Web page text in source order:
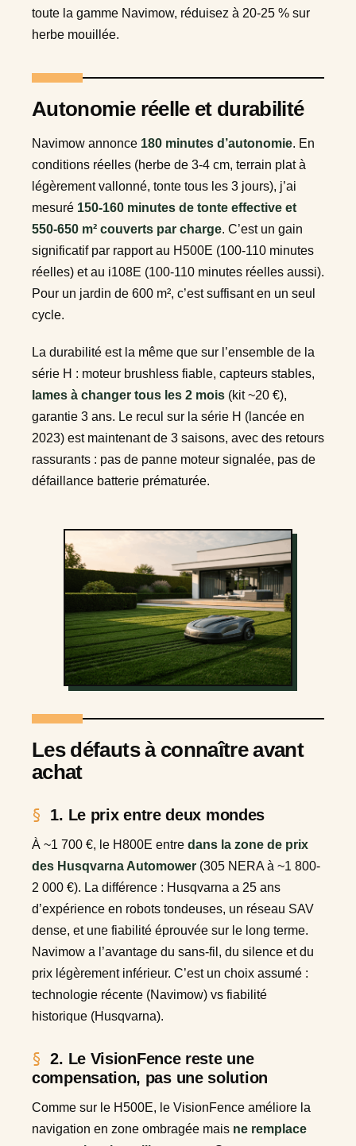
toute la gamme Navimow, réduisez à 20-25 % sur
herbe mouillée.
Autonomie réelle et durabilité
Navimow annonce 180 minutes d’autonomie. En
conditions réelles (herbe de 3-4 cm, terrain plat à
légèrement vallonné, tonte tous les 3 jours), j’ai
mesuré 150-160 minutes de tonte effective et
550-650 m² couverts par charge. C’est un gain
significatif par rapport au H500E (100-110 minutes
réelles) et au i108E (100-110 minutes réelles aussi).
Pour un jardin de 600 m², c’est suffisant en un seul
cycle.
La durabilité est la même que sur l’ensemble de la
série H : moteur brushless fiable, capteurs stables,
lames à changer tous les 2 mois (kit ~20 €),
garantie 3 ans. Le recul sur la série H (lancée en
2023) est maintenant de 3 saisons, avec des retours
rassurants : pas de panne moteur signalée, pas de
défaillance batterie prématurée.
Les défauts à connaître avant
achat
1. Le prix entre deux mondes
À ~1 700 €, le H800E entre dans la zone de prix
des Husqvarna Automower (305 NERA à ~1 800-
2 000 €). La différence : Husqvarna a 25 ans
d’expérience en robots tondeuses, un réseau SAV
dense, et une fiabilité éprouvée sur le long terme.
Navimow a l’avantage du sans-fil, du silence et du
prix légèrement inférieur. C’est un choix assumé :
technologie récente (Navimow) vs fiabilité
historique (Husqvarna).
2. Le VisionFence reste une
compensation, pas une solution
Comme sur le H500E, le VisionFence améliore la
navigation en zone ombragée mais ne remplace